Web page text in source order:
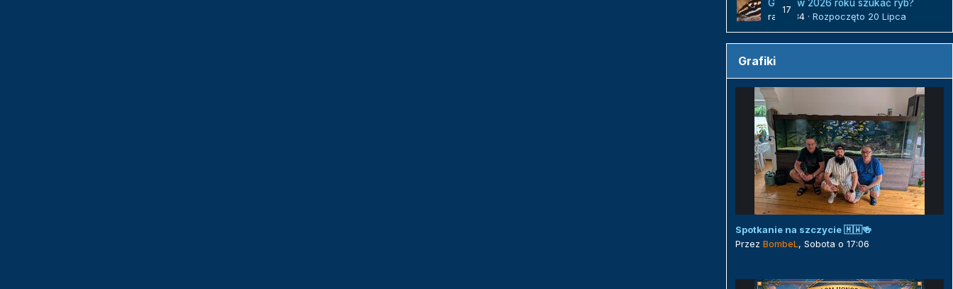
17
Gdzie w 2026 roku szukać ryb?
radek84 · Rozpoczęto 20 Lipca
Grafiki
Spotkanie na szczycie 🇲🇼🍻
Przez BombeL , Sobota o 17:06